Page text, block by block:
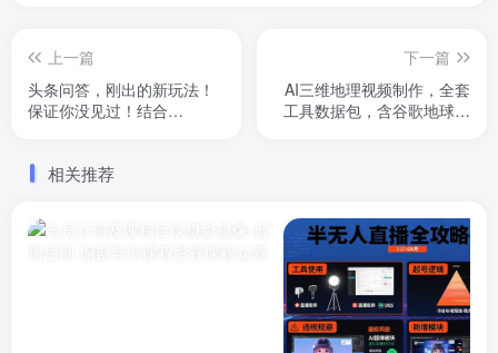
上一篇
头条问答，刚出的新玩法！
保证你没见过！结合
下一篇
AI三维地理视频制作，全套
工具数据包，含谷歌地球与
相关推荐